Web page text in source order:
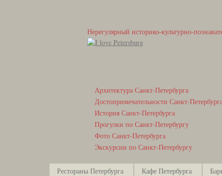
Нерегулярный историко-культурно-
Архитектура Санкт-Петербурга
Достопримечательности Санкт-
История Санкт-Петербурга
Прогулки по Санкт-Петербургу
Фото Санкт-Петербурга
Экскурсии по Санкт-Петербургу
Рестораны Петербурга Кафе Петербурга